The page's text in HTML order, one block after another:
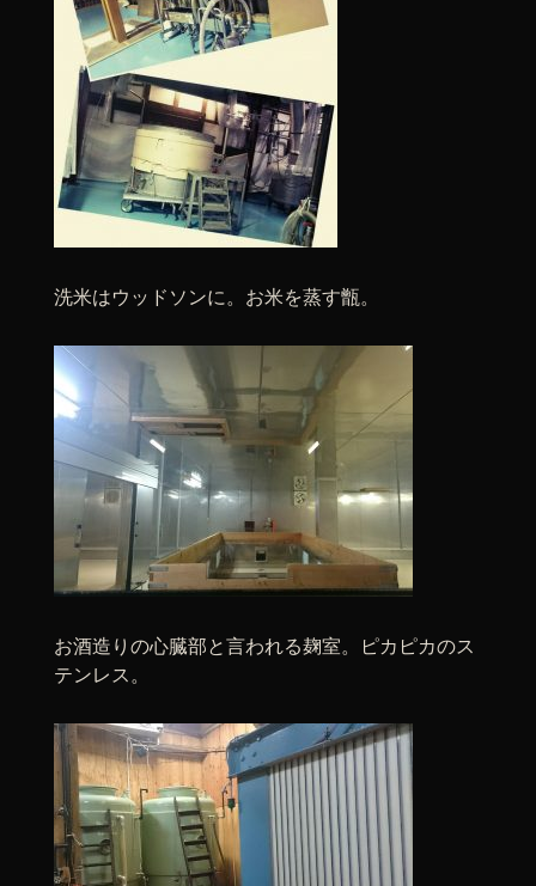
洗米はウッドソンに。お米を蒸す甑。
お酒造りの心臓部と言われる麹室。ピカピカのス
テンレス。